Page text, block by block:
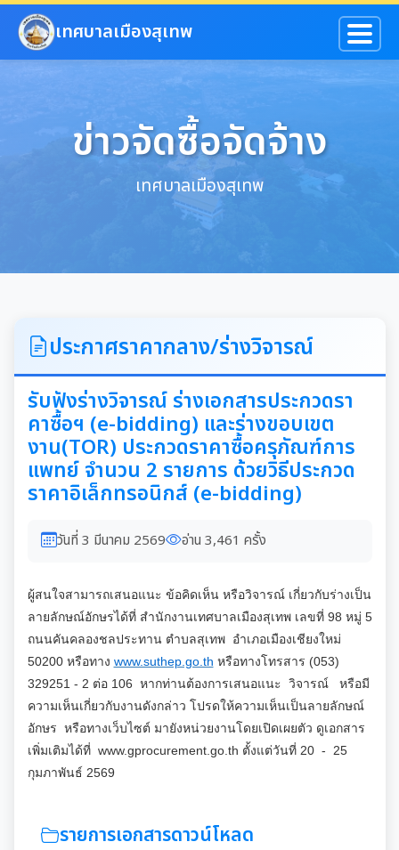
ข้ามไปยังเนื้อหาหลัก
เทศบาลเมืองสุเทพ
ข่าวจัดซื้อจัดจ้าง
เทศบาลเมืองสุเทพ
ประกาศราคากลาง/ร่างวิจารณ์
รับฟังร่างวิจารณ์ ร่างเอกสารประกวดรา
คาซื้อฯ (e-bidding) และร่างขอบเขต
งาน(TOR) ประกวดราคาซื้อครุภัณฑ์การ
แพทย์ จำนวน 2 รายการ ด้วยวิธีประกวด
ราคาอิเล็กทรอนิกส์ (e-bidding)
วันที่ 3 มีนาคม 2569 อ่าน 3,461 ครั้ง
ผู้สนใจสามารถเสนอแนะ ข้อคิดเห็น หรือวิจารณ์ เกี่ยวกับร่างเป็น
ลายลักษณ์อักษรได้ที่ สำนักงานเทศบาลเมืองสุเทพ เลขที่ 98 หมู่ 5
ถนนคันคลองชลประทาน ตำบลสุเทพ อำเภอเมืองเชียงใหม่
50200 หรือทาง www.suthep.go.th หรือทางโทรสาร (053)
329251 - 2 ต่อ 106 หากท่านต้องการเสนอแนะ วิจารณ์ หรือมี
ความเห็นเกี่ยวกับงานดังกล่าว โปรดให้ความเห็นเป็นลายลักษณ์
อักษร หรือทางเว็บไซต์ มายังหน่วยงานโดยเปิดเผยตัว ดูเอกสาร
เพิ่มเติมได้ที่ www.gprocurement.go.th ตั้งแต่วันที่ 20 - 25
กุมภาพันธ์ 2569
รายการเอกสารดาวน์โหลด